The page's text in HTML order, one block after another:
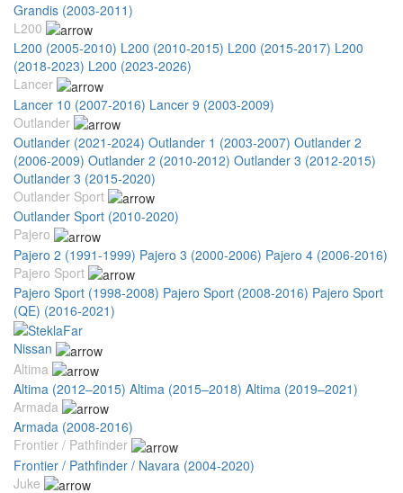
Grandis (2003-2011)
L200
L200 (2005-2010) L200 (2010-2015) L200 (2015-2017) L200
(2018-2023) L200 (2023-2026)
Lancer
Lancer 10 (2007-2016) Lancer 9 (2003-2009)
Outlander
Outlander (2021-2024) Outlander 1 (2003-2007) Outlander 2
(2006-2009) Outlander 2 (2010-2012) Outlander 3 (2012-2015)
Outlander 3 (2015-2020)
Outlander Sport
Outlander Sport (2010-2020)
Pajero
Pajero 2 (1991-1999) Pajero 3 (2000-2006) Pajero 4 (2006-2016)
Pajero Sport
Pajero Sport (1998-2008) Pajero Sport (2008-2016) Pajero Sport
(QE) (2016-2021)
Nissan
Altima
Altima (2012–2015) Altima (2015–2018) Altima (2019–2021)
Armada
Armada (2008-2016)
Frontier / Pathfinder
Frontier / Pathfinder / Navara (2004-2020)
Juke